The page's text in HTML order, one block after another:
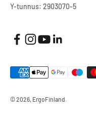
Y-tunnus: 2903070-5
© 2026, ErgoFinland.